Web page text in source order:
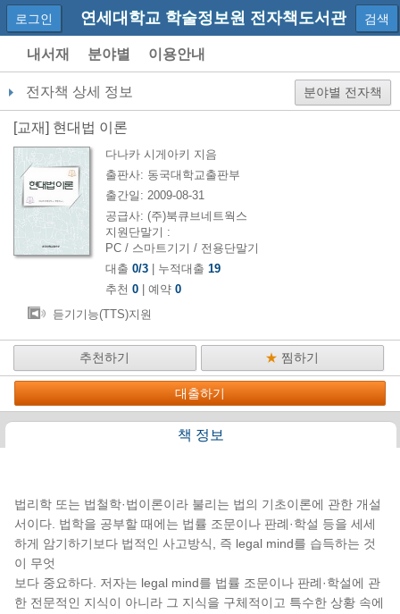
연세대학교 학술정보원 전자책도서관
로그인 검색
내서재 분야별 이용안내
전자책 상세 정보 분야별 전자책
[교재] 현대법 이론
다나카 시게아키 지음
출판사: 동국대학교출판부
출간일: 2009-08-31
공급사: (주)북큐브네트웍스
지원단말기 :
PC / 스마트기기 / 전용단말기
대출 0/3 | 누적대출 19
추천 0 | 예약 0
듣기기능(TTS)지원
추천하기 ★ 찜하기
대출하기
책 정보
법리학 또는 법철학·법이론이라 불리는 법의 기초이론에 관한 개설
서이다. 법학을 공부할 때에는 법률 조문이나 판례·학설 등을 세세
하게 암기하기보다 법적인 사고방식, 즉 legal mind를 습득하는 것
이 무엇
보다 중요하다. 저자는 legal mind를 법률 조문이나 판례·학설에 관
한 전문적인 지식이 아니라 그 지식을 구체적이고 특수한 상황 속에